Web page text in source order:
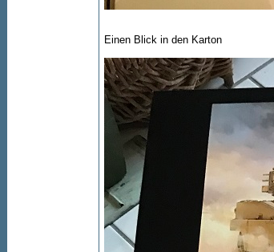
Einen Blick in den Karton